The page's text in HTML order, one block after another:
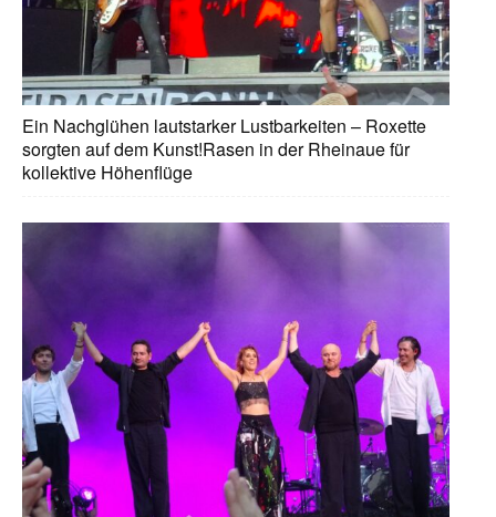
Ein Nachglühen lautstarker Lustbarkeiten – Roxette
sorgten auf dem Kunst!Rasen in der Rheinaue für
kollektive Höhenflüge